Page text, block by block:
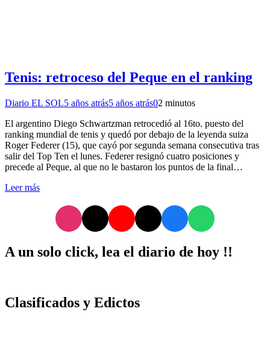
Tenis: retroceso del Peque en el ranking
Diario EL SOL5 años atrás5 años atrás02 minutos
El argentino Diego Schwartzman retrocedió al 16to. puesto del
ranking mundial de tenis y quedó por debajo de la leyenda suiza
Roger Federer (15), que cayó por segunda semana consecutiva tras
salir del Top Ten el lunes. Federer resignó cuatro posiciones y
precede al Peque, al que no le bastaron los puntos de la final…
Leer más
A un solo click, lea el diario de hoy !!
Clasificados y Edictos